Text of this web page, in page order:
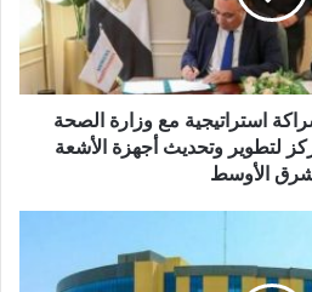
استراتيجية مع وزارة الصحة
لتطوير وتحديث أجهزة الأشعة
الأوسط